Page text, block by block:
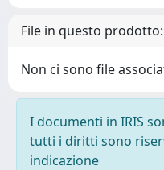
File in questo prodotto:
Non ci sono file
I documenti in IRIS
tutti i diritti sono
indicazione